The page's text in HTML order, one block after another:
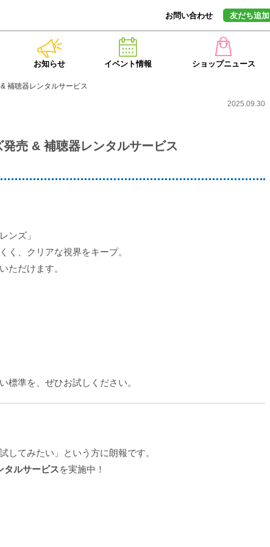
お問い合わせ 友だち追加
お知らせ イベント情報 ショップニュース
補聴器レンタルサービス
2025.09.30
売 & 補聴器レンタルサービス
ンズ」
く、クリアな視界をキープ。
ただけます。
標準を、ぜひお試しください。
してみたい」という方に朗報です。
タルサービスを実施中！